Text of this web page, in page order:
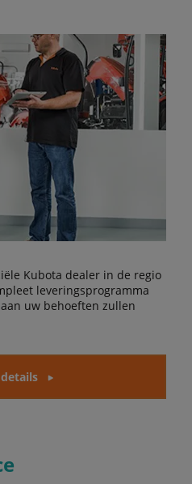
Kubota dealer in de regio
leveringsprogramma
uw behoeften zullen